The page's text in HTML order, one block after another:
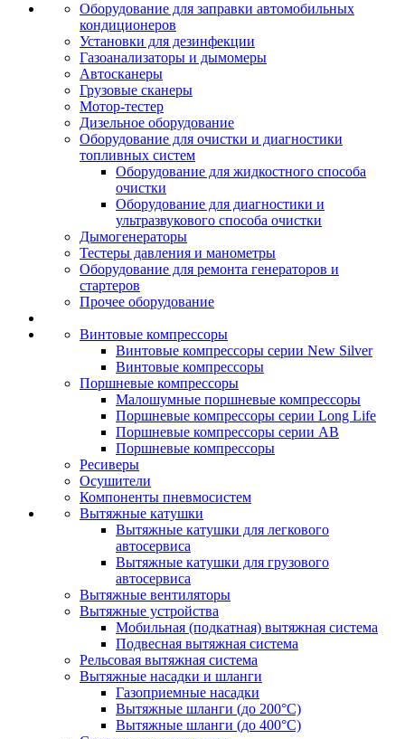
Оборудование для заправки автомобильных
кондиционеров
Установки для дезинфекции
Газоанализаторы и дымомеры
Автосканеры
Грузовые сканеры
Мотор-тестер
Дизельное оборудование
Оборудование для очистки и диагностики
топливных систем
Оборудование для жидкостного способа
очистки
Оборудование для диагностики и
ультразвукового способа очистки
Дымогенераторы
Тестеры давления и манометры
Оборудование для ремонта генераторов и
стартеров
Прочее оборудование
Винтовые компрессоры
Винтовые компрессоры серии New Silver
Винтовые компрессоры
Поршневые компрессоры
Малошумные поршневые компрессоры
Поршневые компрессоры серии Long Life
Поршневые компрессоры серии AB
Поршневые компрессоры
Ресиверы
Осушители
Компоненты пневмосистем
Вытяжные катушки
Вытяжные катушки для легкового
автосервиса
Вытяжные катушки для грузового
автосервиса
Вытяжные вентиляторы
Вытяжные устройства
Мобильная (подкатная) вытяжная система
Подвесная вытяжная система
Рельсовая вытяжная система
Вытяжные насадки и шланги
Газоприемные насадки
Вытяжные шланги (до 200°C)
Вытяжные шланги (до 400°C)